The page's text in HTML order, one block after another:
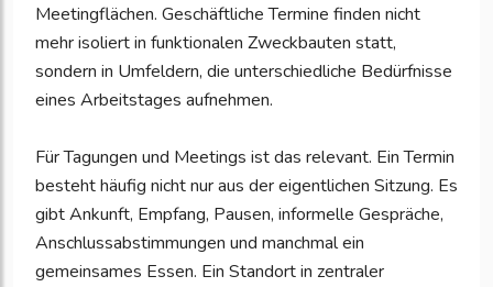
Meetingflächen. Geschäftliche Termine finden nicht
mehr isoliert in funktionalen Zweckbauten statt,
sondern in Umfeldern, die unterschiedliche Bedürfnisse
eines Arbeitstages aufnehmen.
Für Tagungen und Meetings ist das relevant. Ein Termin
besteht häufig nicht nur aus der eigentlichen Sitzung. Es
gibt Ankunft, Empfang, Pausen, informelle Gespräche,
Anschlussabstimmungen und manchmal ein
gemeinsames Essen. Ein Standort in zentraler